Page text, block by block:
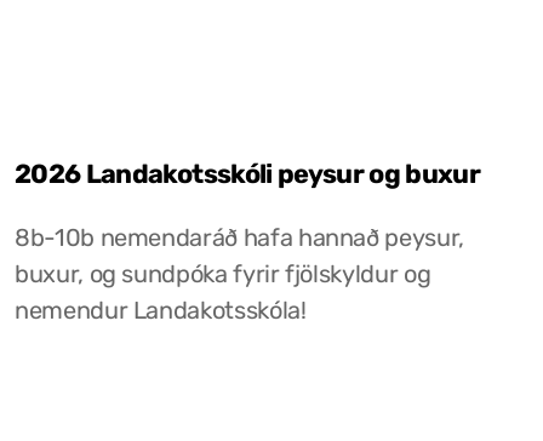
2026 Landakotsskóli peysur og buxur
8b-10b nemendaráð hafa hannað peysur,
buxur, og sundpóka fyrir fjölskyldur og
nemendur Landakotsskóla!